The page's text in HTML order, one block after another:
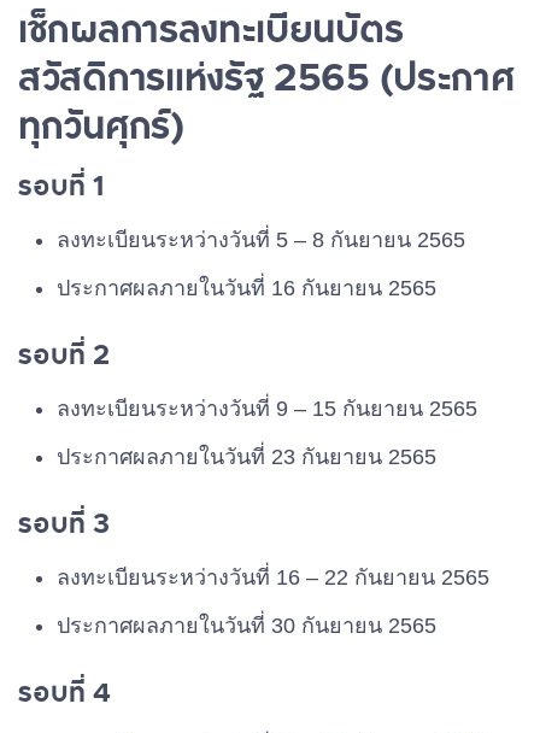
เช็กผลการลงทะเบียนบัตร
สวัสดิการแห่งรัฐ 2565 (ประกาศ
ทุกวันศุกร์)
รอบที่ 1
ลงทะเบียนระหว่างวันที่ 5 – 8 กันยายน 2565
ประกาศผลภายในวันที่ 16 กันยายน 2565
รอบที่ 2
ลงทะเบียนระหว่างวันที่ 9 – 15 กันยายน 2565
ประกาศผลภายในวันที่ 23 กันยายน 2565
รอบที่ 3
ลงทะเบียนระหว่างวันที่ 16 – 22 กันยายน 2565
ประกาศผลภายในวันที่ 30 กันยายน 2565
รอบที่ 4